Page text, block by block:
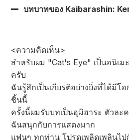
บทบาทของ Kaibarashin:
<ความคิดเห็น>
สำหรับผม "Cat's Eye" เป็นอนิเม
ครับ
ฉันรู้สึกเป็นเกียรติอย่างยิ่งที่ได้มีโ
ชิ้นนี้
ครั้งนี้ผมรับบทเป็นอุมิฮาระ ตัวละ
ฉันสนุกกับการแสดงมาก
แฟนๆ ทุกท่าน โปรดเพลิดเพลินไป